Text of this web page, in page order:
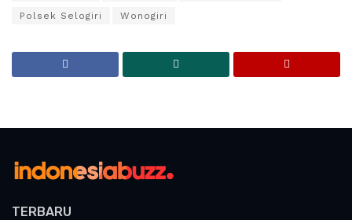
Polsek Selogiri Wonogiri
TERBARU